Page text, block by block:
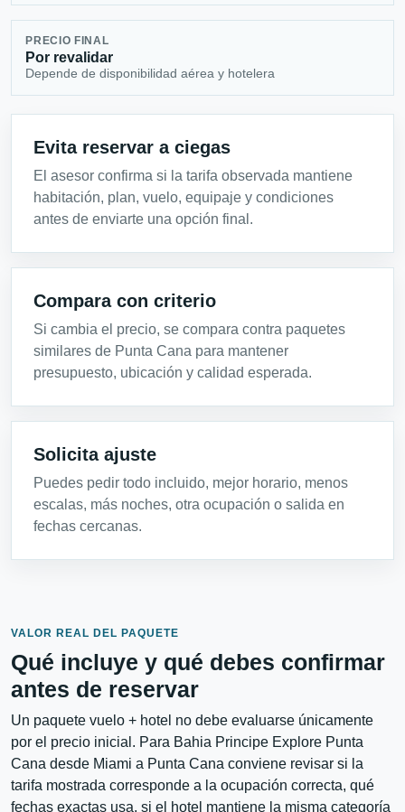
PRECIO FINAL
Por revalidar
Depende de disponibilidad aérea y hotelera
Evita reservar a ciegas
El asesor confirma si la tarifa observada mantiene
habitación, plan, vuelo, equipaje y condiciones
antes de enviarte una opción final.
Compara con criterio
Si cambia el precio, se compara contra paquetes
similares de Punta Cana para mantener
presupuesto, ubicación y calidad esperada.
Solicita ajuste
Puedes pedir todo incluido, mejor horario, menos
escalas, más noches, otra ocupación o salida en
fechas cercanas.
VALOR REAL DEL PAQUETE
Qué incluye y qué debes confirmar
antes de reservar
Un paquete vuelo + hotel no debe evaluarse únicamente
por el precio inicial. Para Bahia Principe Explore Punta
Cana desde Miami a Punta Cana conviene revisar si la
tarifa mostrada corresponde a la ocupación correcta, qué
fechas exactas usa, si el hotel mantiene la misma categoría